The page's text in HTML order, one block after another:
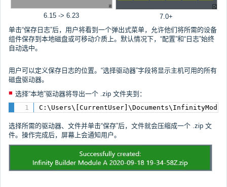
6.15 -> 6.23
7.0+
单击“保存日志”后，用户将看到一个弹出式菜单，允许他们将所需的设备
组件保存到本地磁盘或可移动介质上。默认情况下，“配置”和“日志”始终
自动选中。
用户可以定义保存日志的位置。“选择驱动器”字段将显示主机可用的所有
磁盘驱动器。
选择“本地”驱动器将导出一个 .zip 文件夹到：
选择所需的驱动器、文件并单击“保存”后，文件就会压缩成一个 .zip 文
件。操作完成后，屏幕上会通知用户。